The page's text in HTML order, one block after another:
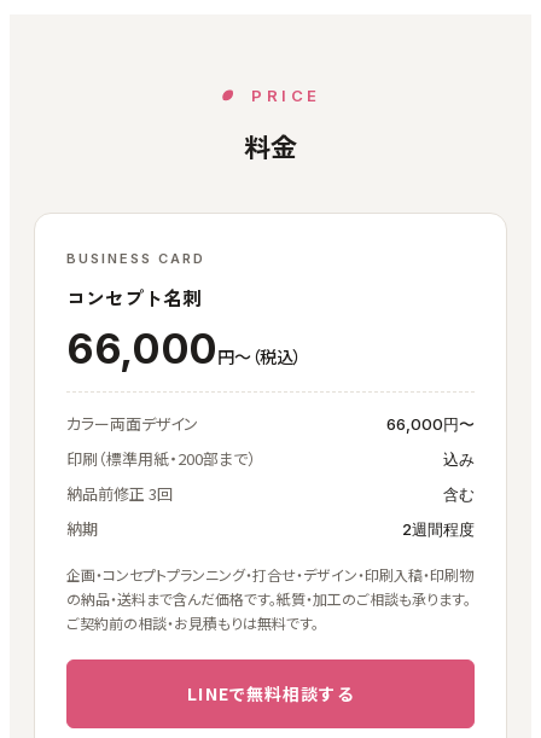
PRICE
料金
BUSINESS CARD
コンセプト名刺
66,000円〜（税込）
カラー両面デザイン 66,000円〜
印刷（標準用紙・200部まで） 込み
納品前修正 3回 含む
納期 2週間程度
企画・コンセプトプランニング・打合せ・デザイン・印刷入稿・印刷物
の納品・送料まで含んだ価格です。紙質・加工のご相談も承ります。
ご契約前の相談・お見積もりは無料です。
LINEで無料相談する